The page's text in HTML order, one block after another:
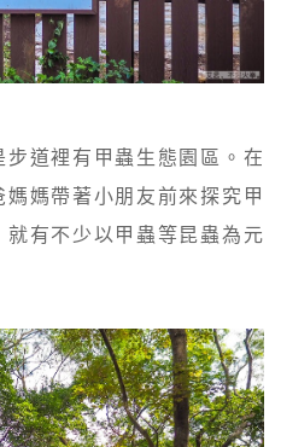
道裡有甲蟲生態園區。在
媽帶著小朋友前來探究甲
有不少以甲蟲等昆蟲為元